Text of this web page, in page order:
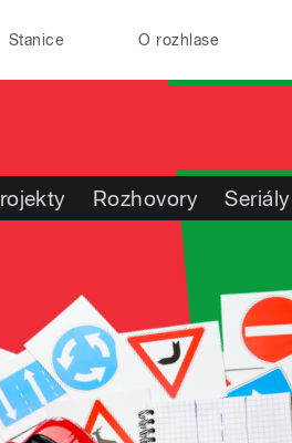
Stanice O rozhlase
Rozhovory Seriály